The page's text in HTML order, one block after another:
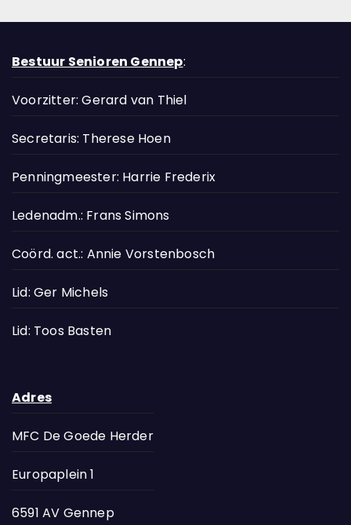
Bestuur Senioren Gennep:
Voorzitter: Gerard van Thiel
Secretaris: Therese Hoen
Penningmeester: Harrie Frederix
Ledenadm.: Frans Simons
Coörd. act.: Annie Vorstenbosch
Lid: Ger Michels
Lid: Toos Basten
Adres
MFC De Goede Herder
Europaplein 1
6591 AV Gennep